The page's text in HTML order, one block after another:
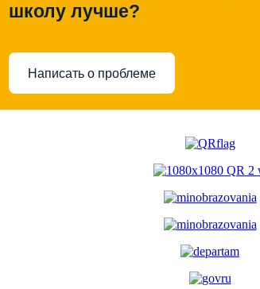
школу лучше?
Написать о проблеме